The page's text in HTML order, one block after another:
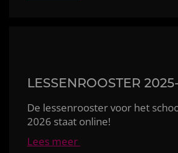
LESSENROOSTER
De lessenrooster voor het
2026 staat online!
Lees meer